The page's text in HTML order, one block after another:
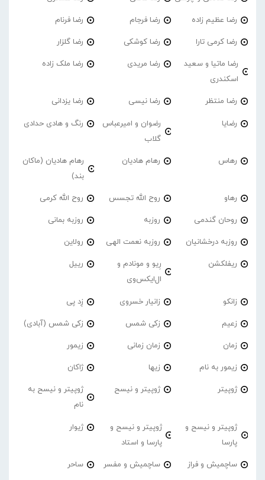
رضا عظیم زاده رضا فرجام رضا فرنام
رضا کرمی تارا رضا کوشکی رضا گلزار
رضا ماتیا و سعید
اسکندری
رضا مریدی رضا ملک زاده
رضا منتظر رضا نیسی رضا یزدانی
رضایا
رضوان و امیرعباس
گلاب
رنگ و هادی حدادی
رهاس رهام هادیان
رهام هادیان (ماکان
بند)
رهاو روح الله تجسس روح الله کرمی
روحان گندمی روزبه روزبه بمانی
روزبه درخشانیان روزبه نعمت الهی رولاین
ریفلکشن
رِیو و مونادم و
ال‌ایکس‌وی
رییل
زانکو زانیار خسروی زِد پی
زعیم زکی شمس زکی شمس (آبادی)
زمان زمان زمانی زیمور
زیمور به نام زیها ژاکان
ژوپیتر ژوپیتر و نیسح
ژوپیتر و نیسح به
نام
ژوپیتر و نیسح و
پارسا
ژوپیتر و نیسح و
پارسا و استاد
ژیوار
ساچمیش و فراز ساچمیش و مفسر ساحر